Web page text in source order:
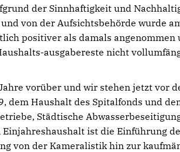
der Sinnhaftigkeit und
von der Aufsichtsbehörde wurde
positiver als damals
ausgabereste nicht
vorüber und wir stehen jetzt vor
dem Haushalt des Spitalfonds und
Städtische
ist die Einführung
von der Kameralistik hin zur